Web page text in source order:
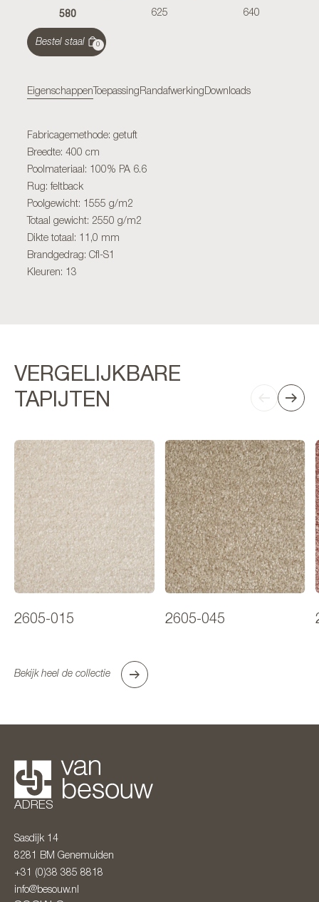
580 625 640
Bestel staal 0
Eigenschappen Toepassing Randafwerking Downloads
Fabricagemethode: getuft
Breedte: 400 cm
Poolmateriaal: 100% PA 6.6
Rug: feltback
Poolgewicht: 1555 g/m2
Totaal gewicht: 2550 g/m2
Dikte totaal: 11,0 mm
Brandgedrag: Cfl-S1
Kleuren: 13
VERGELIJKBARE
TAPIJTEN
2605-015 2605-045
Bekijk heel de collectie
ADRES
Sasdijk 14
8281 BM Genemuiden
+31 (0)38 385 8818
info@besouw.nl